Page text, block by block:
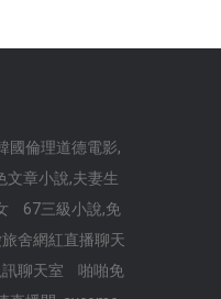
國倫理道德電影,
文章小說,夫妻生
67三級小說,免
舍網紅直播聊天
聊天室
啪啪免